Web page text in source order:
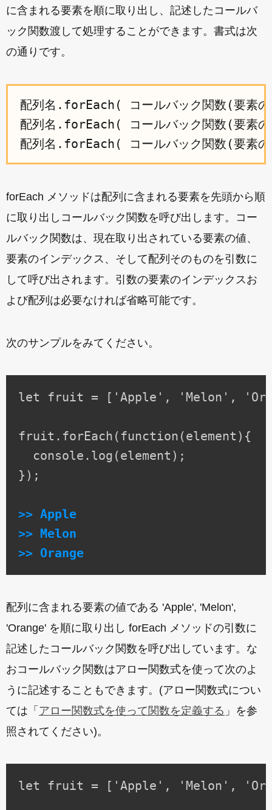
に含まれる要素を順に取り出し、記述したコールバ
ック関数渡して処理することができます。書式は次
の通りです。
配列名.forEach( コールバック関数(要素
配列名.forEach( コールバック関数(要素
forEach メソッドは配列に含まれる要素を先頭から順
に取り出しコールバック関数を呼び出します。コー
ルバック関数は、現在取り出されている要素の値、
要素のインデックス、そして配列そのものを引数に
して呼び出されます。引数の要素のインデックスお
よび配列は必要なければ省略可能です。
次のサンプルをみてください。
let fruit = ['Apple', 'Melon',
fruit.forEach(function(element){
  console.log(element);
});
>> Apple
>> Melon
>> Orange
配列に含まれる要素の値である 'Apple', 'Melon',
'Orange' を順に取り出し forEach メソッドの引数に
記述したコールバック関数を呼び出しています。な
おコールバック関数はアロー関数式を使って次のよ
うに記述することもできます。(アロー関数式につい
ては「 アロー関数式を使って関数を定義する 」を参
照されてください)。
let fruit = ['Apple', 'Melon',